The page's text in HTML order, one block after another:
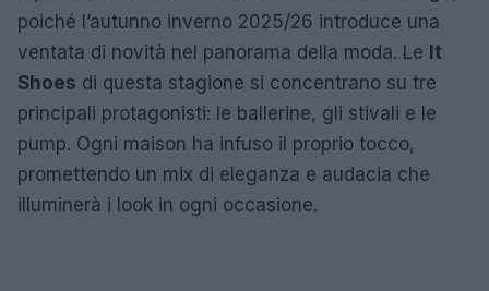
poiché l’autunno inverno 2025/26 introduce una
ventata di novità nel panorama della moda. Le It
Shoes di questa stagione si concentrano su tre
principali protagonisti: le ballerine, gli stivali e le
pump. Ogni maison ha infuso il proprio tocco,
promettendo un mix di eleganza e audacia che
illuminerà i look in ogni occasione.